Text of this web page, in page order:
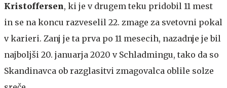
Kristoffersen, ki je v drugem teku pridobil 11 mest
in se na koncu razveselil 22. zmage za svetovni pokal
v karieri. Zanj je ta prva po 11 mesecih, nazadnje je bil
najboljši 20. januarja 2020 v Schladmingu, tako da so
Skandinavca ob razglasitvi zmagovalca oblile solze